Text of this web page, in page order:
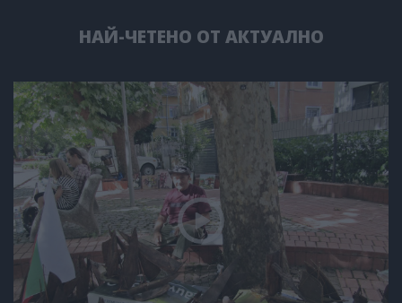
НАЙ-ЧЕТЕНО ОТ АКТУАЛНО